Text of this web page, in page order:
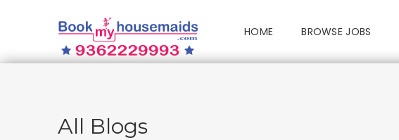
HOME BROWSE JOBS
All Blogs